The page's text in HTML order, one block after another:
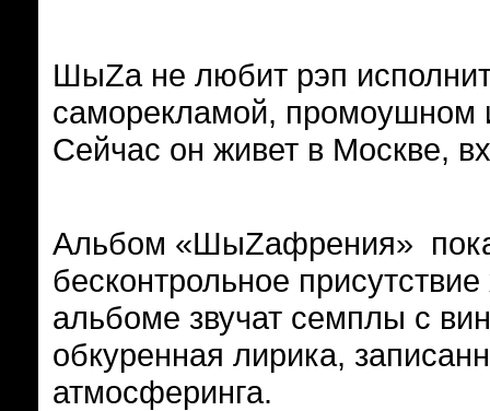
ШыZа не любит рэп
саморекламой, промоушном
Сейчас он живет в Москве,
Альбом «ШыZафрения»
бесконтрольное
альбоме звучат семплы с
обкуренная лирика,
атмосферинга.